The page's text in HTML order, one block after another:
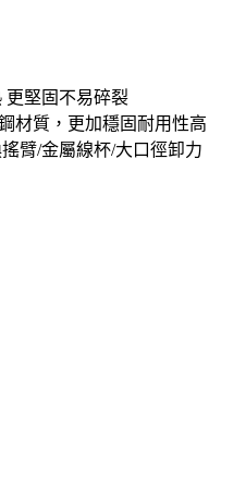
更堅固不易碎裂
材質，更加穩固耐用性高
臂/金屬線杯/大口徑卸力